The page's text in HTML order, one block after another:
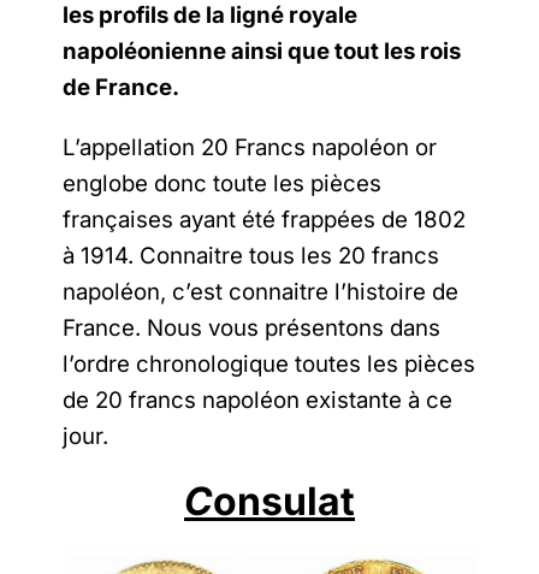
les profils de la ligné royale
napoléonienne ainsi que tout les rois
de France.
L’appellation 20 Francs napoléon or
englobe donc toute les pièces
françaises ayant été frappées de 1802
à 1914. Connaitre tous les 20 francs
napoléon, c’est connaitre l’histoire de
France. Nous vous présentons dans
l’ordre chronologique toutes les pièces
de 20 francs napoléon existante à ce
jour.
Consulat